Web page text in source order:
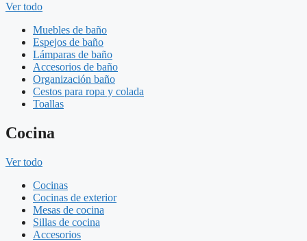
Ver todo
Muebles de baño
Espejos de baño
Lámparas de baño
Accesorios de baño
Organización baño
Cestos para ropa y colada
Toallas
Cocina
Ver todo
Cocinas
Cocinas de exterior
Mesas de cocina
Sillas de cocina
Accesorios